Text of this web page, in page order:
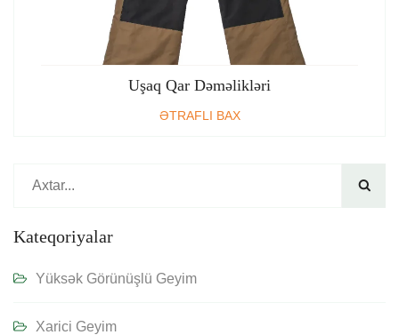
Uşaq Qar Dəməlikləri
ƏTRAFLI BAX

Kateqoriyalar
Yüksək Görünüşlü Geyim
Xarici Geyim